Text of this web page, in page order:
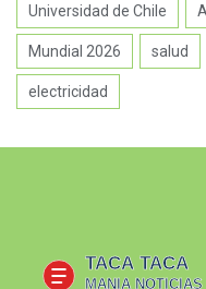
Universidad de Chile
Mundial 2026 salud
electricidad